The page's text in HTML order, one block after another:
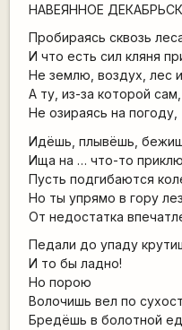
НАВЕЯННОЕ
Пробираясь сквозь
И что есть сил кляня
Не землю, воздух, лес
А ту, из-за которой сам,
Не озираясь на погоду,
Идёшь, плывёшь,
Ища на … что-то
Пусть подгибаются
Но ты упрямо в гору
От недостатка
Педали до упаду
И то бы ладно!
Но порою
Волочишь вел по
Бредёшь в болотной